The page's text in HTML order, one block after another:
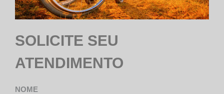
SOLICITE SEU
ATENDIMENTO
NOME